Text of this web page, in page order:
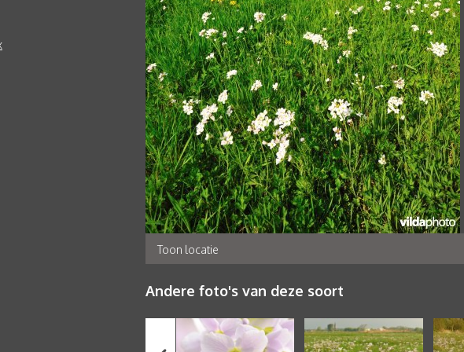
Toon locatie
Andere foto's van deze soort